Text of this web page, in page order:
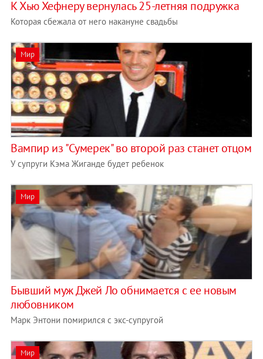
К Хью Хефнеру вернулась 25-летняя подружка
Которая сбежала от него накануне свадьбы
Мир
Вампир из "Сумерек" во второй раз станет отцом
У супруги Кэма Жиганде будет ребенок
Мир
Бывший муж Джей Ло обнимается с ее новым
любовником
Марк Энтони помирился с экс-супругой
Мир